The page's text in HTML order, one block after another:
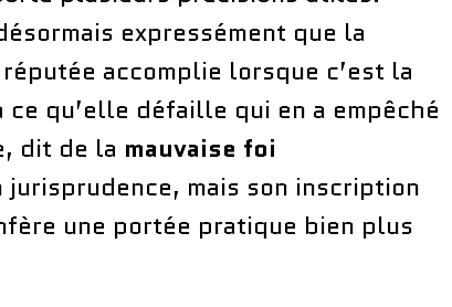
expressément que la
accomplie lorsque c’est la
qu’elle défaille qui en a empêché
dit de la mauvaise foi
jurisprudence, mais son inscription
une portée pratique bien plus